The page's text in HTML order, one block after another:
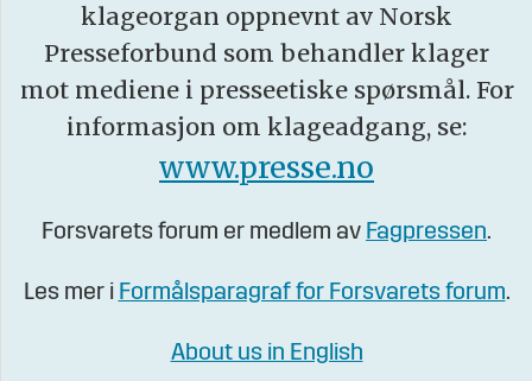
klageorgan oppnevnt av Norsk
Presseforbund som behandler klager
mot mediene i presseetiske spørsmål. For
informasjon om klageadgang, se:
www.presse.no
Forsvarets forum er medlem av Fagpressen.
Les mer i Formålsparagraf for Forsvarets forum.
About us in English